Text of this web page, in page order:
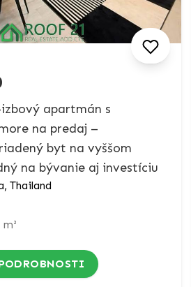
apartmán s
na predaj –
byt na vyššom
na bývanie aj investíciu
Thailand